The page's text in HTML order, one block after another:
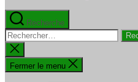
Recherche
Rechercher :
Fermer
la
recherche
Fermer le menu